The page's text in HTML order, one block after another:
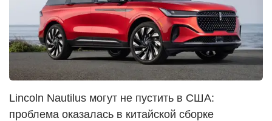
Lincoln Nautilus могут не пустить в США:
проблема оказалась в китайской сборке